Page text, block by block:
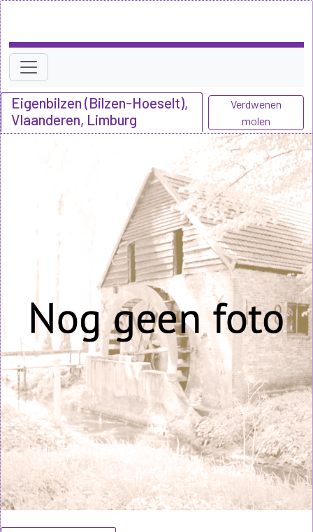
Eigenbilzen (Bilzen-Hoeselt),
Vlaanderen, Limburg
Verdwenen
molen